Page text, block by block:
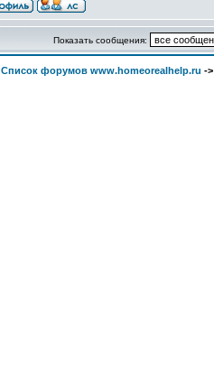
Показать сообщения:
Список форумов www.homeorealhelp.ru -